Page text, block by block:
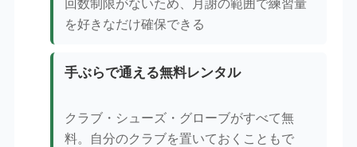
回数制限がないため、月謝の範囲で練習量
を好きなだけ確保できる
手ぶらで通える無料レンタル
クラブ・シューズ・グローブがすべて無
料。自分のクラブを置いておくこともで